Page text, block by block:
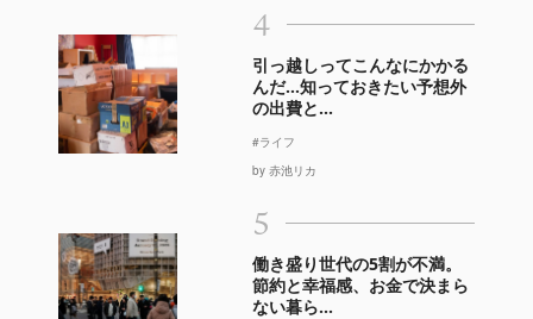
4
引っ越しってこんなにかかる
んだ…知っておきたい予想外
の出費と...
#ライフ
by 赤池リカ
5
働き盛り世代の5割が不満。
節約と幸福感、お金で決まら
ない暮ら...